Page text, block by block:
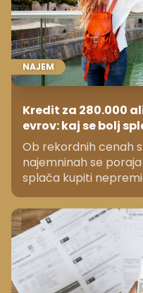
NAJEM
Kredit za 280.000
evrov: kaj se bolj
Ob rekordnih cenah
najemninah se
splača kupiti
najemu. Čeprav
za varno dolgoročno
primerjava ni